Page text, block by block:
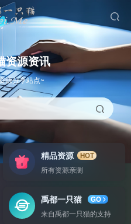
资源资讯
源分享站点~
精品资源
HOT
所有资源亲测
禹都一只猫
GO
来自禹都一只猫的支持